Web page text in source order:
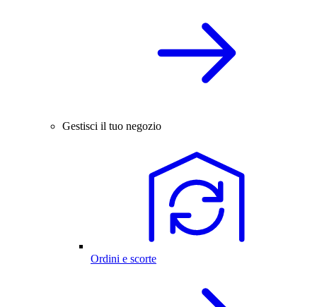
Gestisci il tuo negozio
Ordini e scorte